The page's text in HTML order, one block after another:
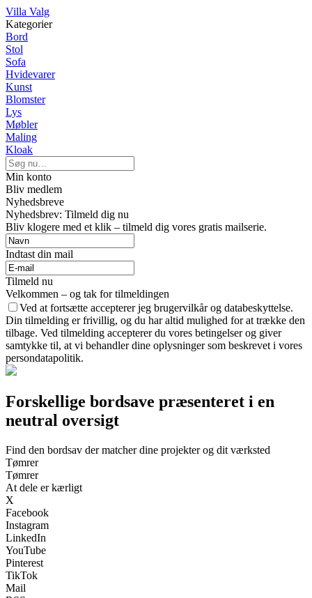
Villa Valg
Kategorier
Bord
Stol
Sofa
Hvidevarer
Kunst
Blomster
Lys
Møbler
Maling
Kloak
Min konto
Bliv medlem
Nyhedsbreve
Nyhedsbrev: Tilmeld dig nu
Bliv klogere med et klik – tilmeld dig vores gratis mailserie.
Indtast din mail
Tilmeld nu
Velkommen – og tak for tilmeldingen
Ved at fortsætte accepterer jeg brugervilkår og databeskyttelse.
Din tilmelding er frivillig, og du har altid mulighed for at trække den
tilbage. Ved tilmelding accepterer du vores betingelser og giver
samtykke til, at vi behandler dine oplysninger som beskrevet i vores
persondatapolitik.
Forskellige bordsave præsenteret i en
neutral oversigt
Find den bordsav der matcher dine projekter og dit værksted
Tømrer
Tømrer
At dele er kærligt
X
Facebook
Instagram
LinkedIn
YouTube
Pinterest
TikTok
Mail